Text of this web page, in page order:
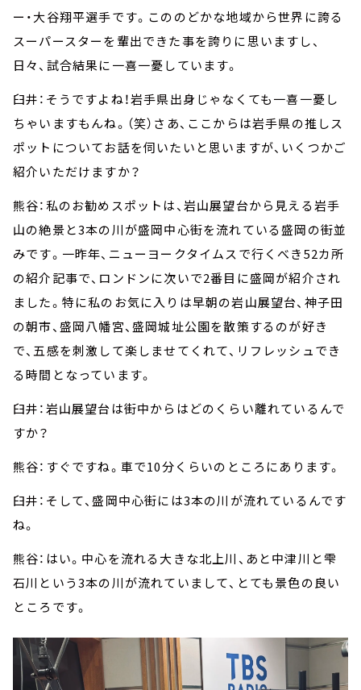
ー・大谷翔平選手です。こののどかな地域から世界に誇る
スーパースターを輩出できた事を誇りに思いますし、
日々、試合結果に一喜一憂しています。
臼井：そうですよね！岩手県出身じゃなくても一喜一憂し
ちゃいますもんね。（笑）さあ、ここからは岩手県の推しス
ポットについてお話を伺いたいと思いますが、いくつかご
紹介いただけますか？
熊谷：私のお勧めスポットは、岩山展望台から見える岩手
山の絶景と3本の川が盛岡中心街を流れている盛岡の街並
みです。一昨年、ニューヨークタイムスで行くべき52カ所
の紹介記事で、ロンドンに次いで2番目に盛岡が紹介され
ました。特に私のお気に入りは早朝の岩山展望台、神子田
の朝市、盛岡八幡宮、盛岡城址公園を散策するのが好き
で、五感を刺激して楽しませてくれて、リフレッシュでき
る時間となっています。
臼井：岩山展望台は街中からはどのくらい離れているんで
すか？
熊谷：すぐですね。車で10分くらいのところにあります。
臼井：そして、盛岡中心街には3本の川が流れているんです
ね。
熊谷：はい。中心を流れる大きな北上川、あと中津川と雫
石川という3本の川が流れていまして、とても景色の良い
ところです。